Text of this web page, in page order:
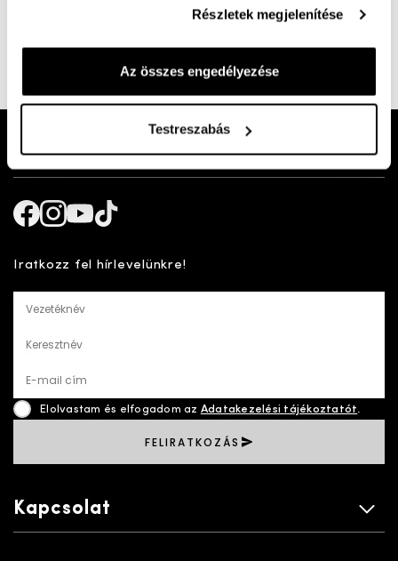
Részletek megjelenítése
Az összes engedélyezése
Testreszabás
cipő. Bőr felsőrész, bőr bélés, kivehető talpbetét.
Cikkszám:100000663
Kövess minket!
Iratkozz fel hírlevelünkre!
Vezetéknév
Keresztnév
E-mail cím
Elolvastam és elfogadom az Adatakezelési tájékoztatót.
FELIRATKOZÁS
Kapcsolat